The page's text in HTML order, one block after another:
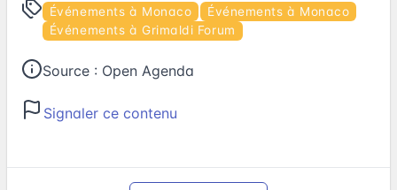
Événements à Monaco
Événements à Monaco
Événements à Grimaldi Forum
Source : Open Agenda
Signaler ce contenu